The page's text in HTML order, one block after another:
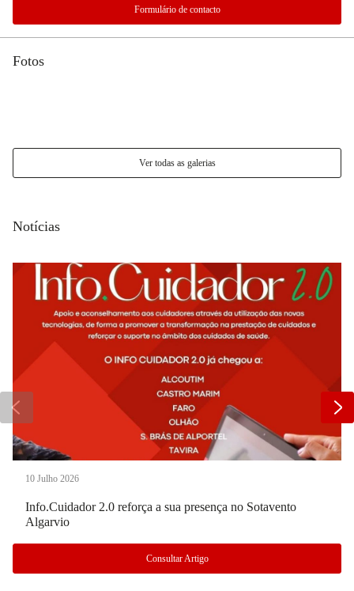
Formulário de contacto
Fotos
Ver todas as galerias
Notícias
10 Julho 2026
Info.Cuidador 2.0 reforça a sua presença no Sotavento
Algarvio
Consultar Artigo